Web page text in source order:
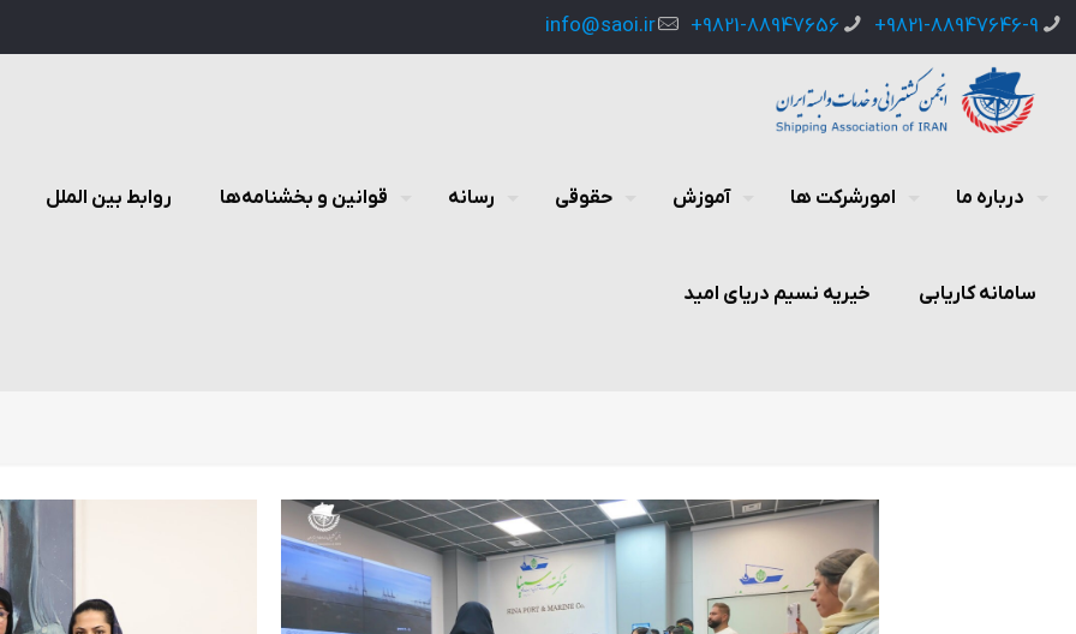
9821-88947646-9+
9821-88947656+
info@saoi.ir
درباره ما امورشرکت ها آموزش حقوقی رسانه قوانین و بخشنامه‌ها روابط بین الملل
سامانه کاریابی خیریه نسیم دریای امید